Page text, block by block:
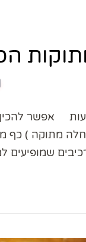
אפשר
למעלה יחד